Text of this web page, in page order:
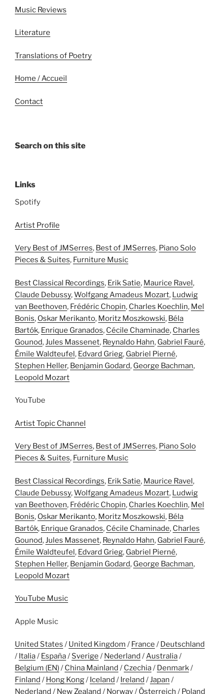
Music Reviews
Literature
Translations of Poetry
Home / Accueil
Contact
Search on this site
Links
Spotify
Artist Profile
Very Best of JMSerres, Best of JMSerres, Piano Solo
Pieces & Suites, Furniture Music
Best Classical Recordings, Erik Satie, Maurice Ravel,
Claude Debussy,Wolfgang Amadeus Mozart, Ludwig
van Beethoven, Frédéric Chopin, Charles Koechlin, Mel
Bonis, Oskar Merikanto, Moritz Moszkowski, Béla
Bartók, Enrique Granados, Cécile Chaminade, Charles
Gounod, Jules Massenet, Reynaldo Hahn, Gabriel Fauré,
Émile Waldteufel, Edvard Grieg, Gabriel Pierné,
Stephen Heller, Benjamin Godard, George Bachman,
Leopold Mozart
YouTube
Artist Topic Channel
Very Best of JMSerres, Best of JMSerres, Piano Solo
Pieces & Suites, Furniture Music
Best Classical Recordings, Erik Satie, Maurice Ravel,
Claude Debussy,Wolfgang Amadeus Mozart, Ludwig
van Beethoven, Frédéric Chopin, Charles Koechlin, Mel
Bonis, Oskar Merikanto, Moritz Moszkowski, Béla
Bartók, Enrique Granados, Cécile Chaminade, Charles
Gounod, Jules Massenet, Reynaldo Hahn, Gabriel Fauré,
Émile Waldteufel, Edvard Grieg, Gabriel Pierné,
Stephen Heller, Benjamin Godard, George Bachman,
Leopold Mozart
YouTube Music
Apple Music
United States / United Kingdom / France / Deutschland
/ Italia/ España/ Sverige / Nederland /Australia/
Belgium (EN)/ China Mainland / Czechia/ Denmark/
Finland / Hong Kong/ Iceland / Ireland /Japan /
Nederland / New Zealand / Norway/ Österreich / Poland